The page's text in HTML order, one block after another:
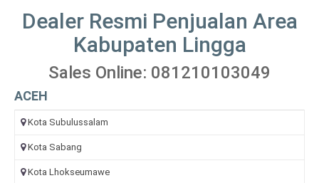
Dealer Resmi Penjualan Area
Kabupaten Lingga
Sales Online: 081210103049
ACEH
Kota Subulussalam
Kota Sabang
Kota Lhokseumawe